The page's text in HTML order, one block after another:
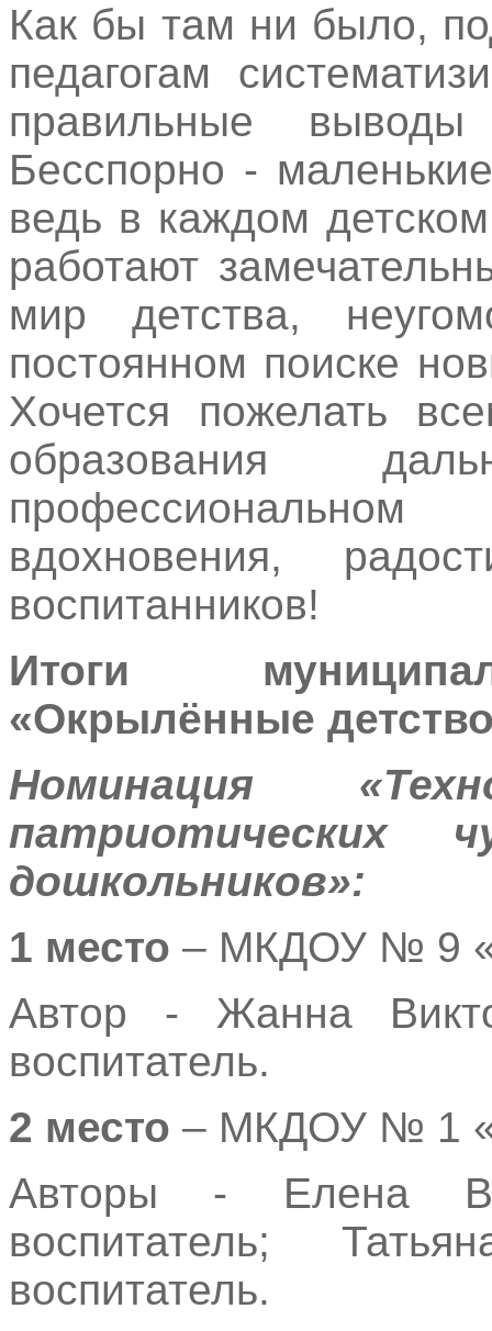
Как бы там ни было,
педагогам
правильные
Бесспорно -
ведь в каждом
работают
мир детства,
постоянном поиске
Хочется пожелать
образования
профессиональном
вдохновения,
воспитанников!
Итоги
«Окрылённые
Номинация
дошкольников»:
1 место – МКДОУ № 9
Автор - Жанна
воспитатель.
2 место – МКДОУ № 1
Авторы - Елена
воспитатель;
воспитатель.